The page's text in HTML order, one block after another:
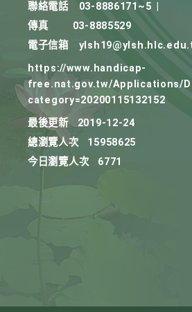
聯絡電話
03-8886171~5
傳真
03-8885529
電子信箱
https://www.handicap-
free.nat.gov.tw/Applications/
category=20200115132152
最後更新
2019-12-24
總瀏覽人次
15958625
今日瀏覽人次
6771